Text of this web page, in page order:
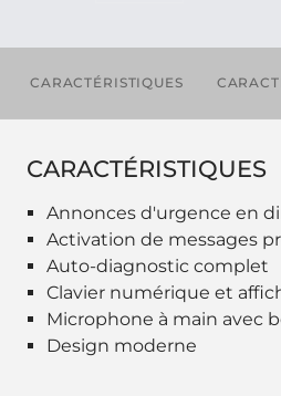
CARACTÉRISTIQUES
CARACTÉRISTIQUES
Annonces d'urgence en
Activation de messages
Auto-diagnostic complet
Clavier numérique et
Microphone à main avec
Design moderne